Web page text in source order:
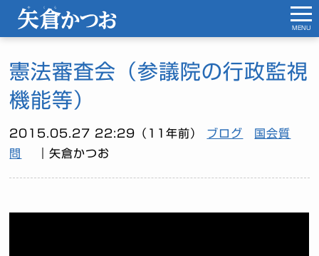
憲法審査会（参議院の行政監視
機能等）
2015.05.27 22:29（11年前） ブログ
国会質
問
｜矢倉かつお
MENU